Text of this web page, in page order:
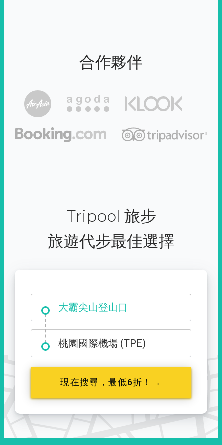
合作夥伴
Tripool 旅步
旅遊代步最佳選擇
大霸尖山登山口
桃園國際機場 (TPE)
現在搜尋，最低6折！→